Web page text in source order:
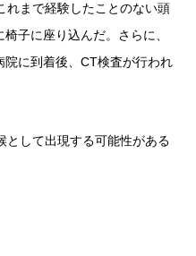
れまで経験したことのない頭
子に座り込んだ。さらに、
に到着後、CT検査が行われ
して出現する可能性がある